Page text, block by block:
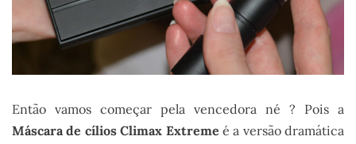
Então vamos começar pela vencedora né ? Pois a
Máscara de cílios Climax Extreme é a versão dramática